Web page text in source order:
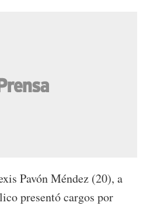
Pavón Méndez (20), a
presentó cargos por